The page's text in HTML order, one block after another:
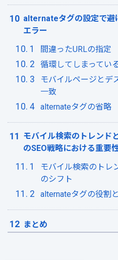
alternateタグの設定で避
エラー
間違ったURLの指定
循環してしまってい
モバイルページとデ
一致
alternateタグの省略
モバイル検索のトレンド
のSEO戦略における重要
モバイル検索のトレ
のシフト
alternateタグの役割
まとめ